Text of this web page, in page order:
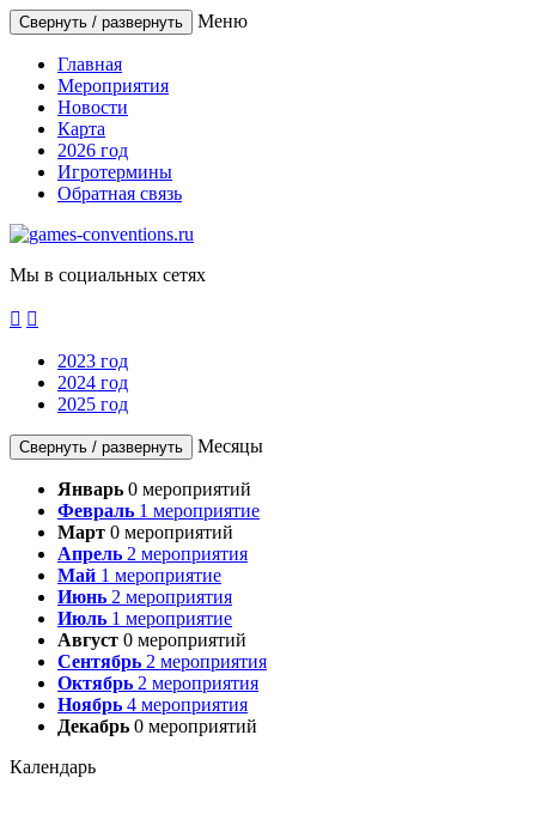
Свернуть / развернуть Меню
Главная
Мероприятия
Новости
Карта
2026 год
Игротермины
Обратная связь
Мы в социальных сетях
 
2023 год
2024 год
2025 год
Свернуть / развернуть Месяцы
Январь 0 мероприятий
Февраль 1 мероприятие
Март 0 мероприятий
Апрель 2 мероприятия
Май 1 мероприятие
Июнь 2 мероприятия
Июль 1 мероприятие
Август 0 мероприятий
Сентябрь 2 мероприятия
Октябрь 2 мероприятия
Ноябрь 4 мероприятия
Декабрь 0 мероприятий
Календарь